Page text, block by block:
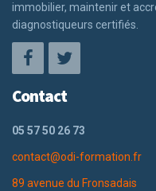
immobilier, maintenir et
diagnostiqueurs certifiés.
Contact
05 57 50 26 73
contact@odi-formation.fr
89 avenue du Fronsadais